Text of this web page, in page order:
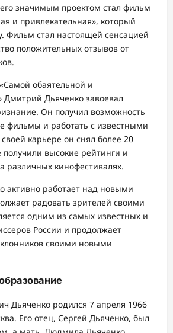
значимым проектом стал фильм
и привлекательная», который
Фильм стал настоящей сенсацией
положительных отзывов от
обаятельной и
Дмитрий Дьяченко завоевал
Он получил возможность
фильмы и работать с известными
карьере он снял более 20
высокие рейтинги и
различных кинофестивалях.
активно работает над новыми
радовать зрителей своими
одним из самых известных и
России и продолжает
своими новыми
Дьяченко родился 7 апреля 1966
Его отец, Сергей Дьяченко, был